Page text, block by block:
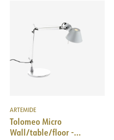
ARTEMIDE
Tolomeo Micro
Wall/table/floor -